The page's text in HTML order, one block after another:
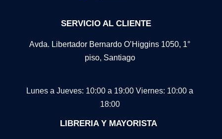
SERVICIO AL CLIENTE
Avda. Libertador Bernardo O’Higgins 1050, 1°
piso, Santiago
Lunes a Jueves: 10:00 a 19:00 Viernes: 10:00 a
18:00
LIBRERIA Y MAYORISTA